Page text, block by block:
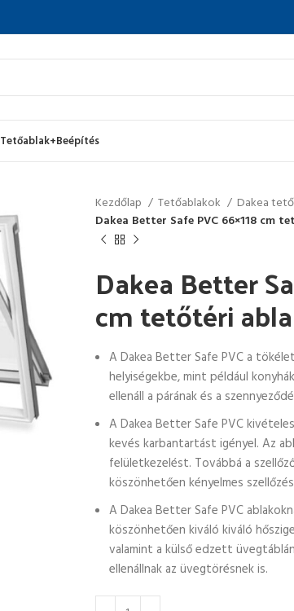
Tetőablak+Beépítés
Kezdőlap Tetőablakok Dakea
Dakea Better Safe PVC 66×118 cm
Dakea Better
cm tetőtéri
A Dakea Better Safe PVC a
helyiségekbe, mint például
ellenáll a párának és a
A Dakea Better Safe PVC
kevés karbantartást igényel. Az
felületkezelést. Továbbá a
köszönhetően kényelmes
A Dakea Better Safe PVC
köszönhetően kiváló kiváló
valamint a külső edzett
ellenállnak az üvegtörésnek is.